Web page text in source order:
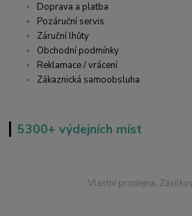
Doprava a platba
Pozáruční servis
Záruční lhůty
Obchodní podmínky
Reklamace / vrácení
Zákaznická samoobsluha
5300+ výdejních míst
Vlastní prodejna,